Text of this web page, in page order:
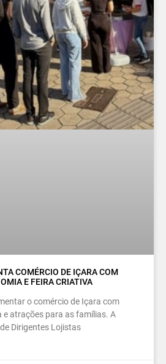
COMÉRCIO DE IÇARA COM
E FEIRA CRIATIVA
o comércio de Içara com
atrações para as famílias. A
Dirigentes Lojistas